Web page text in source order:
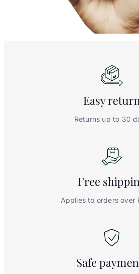
Easy
Returns up to 30
Free
Applies to orders over
Safe